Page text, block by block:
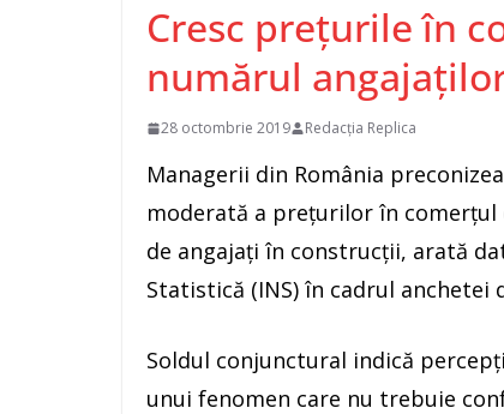
Cresc prețurile în
numărul
28 octombrie 2019 Redacția Replica
Managerii din România
moderată a preţurilor în
de angajaţi în construcţii, arată
Statistică (INS) în cadrul
Soldul conjunctural indică
unui fenomen care nu trebuie